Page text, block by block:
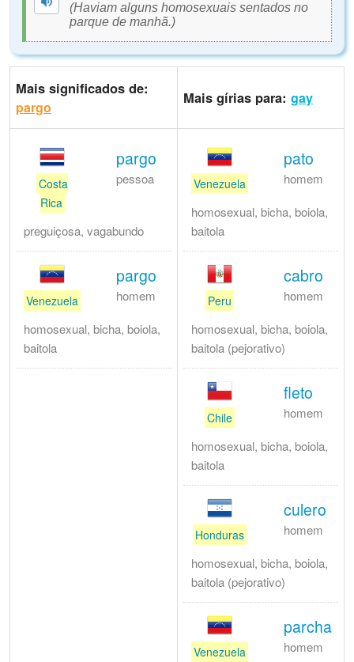
(Haviam alguns homosexuais sentados no
parque de manhã.)
Mais significados de:
pargo
Mais gírias para: gay
Costa
Rica
pargo
pessoa
preguiçosa, vagabundo
Venezuela
pargo
homem
homosexual, bicha, boiola,
baitola
Venezuela
pato
homem
homosexual, bicha, boiola,
baitola
Peru
cabro
homem
homosexual, bicha, boiola,
baitola (pejorativo)
Chile
fleto
homem
homosexual, bicha, boiola,
baitola
Honduras
culero
homem
homosexual, bicha, boiola,
baitola (pejorativo)
Venezuela
parcha
homem